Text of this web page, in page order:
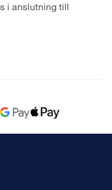
i anslutning till